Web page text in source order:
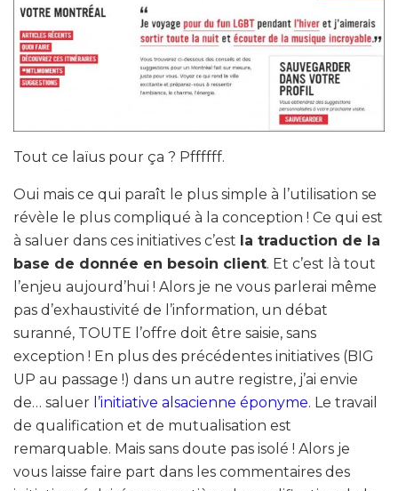
Tout ce laïus pour ça ? Pffffff.
Oui mais ce qui paraît le plus simple à l’utilisation se
révèle le plus compliqué à la conception ! Ce qui est
à saluer dans ces initiatives c’est la traduction de la
base de donnée en besoin client. Et c’est là tout
l’enjeu aujourd’hui ! Alors je ne vous parlerai même
pas d’exhaustivité de l’information, un débat
suranné, TOUTE l’offre doit être saisie, sans
exception ! En plus des précédentes initiatives (BIG
UP au passage !) dans un autre registre, j’ai envie
de… saluer l’initiative alsacienne éponyme. Le travail
de qualification et de mutualisation est
remarquable. Mais sans doute pas isolé ! Alors je
vous laisse faire part dans les commentaires des